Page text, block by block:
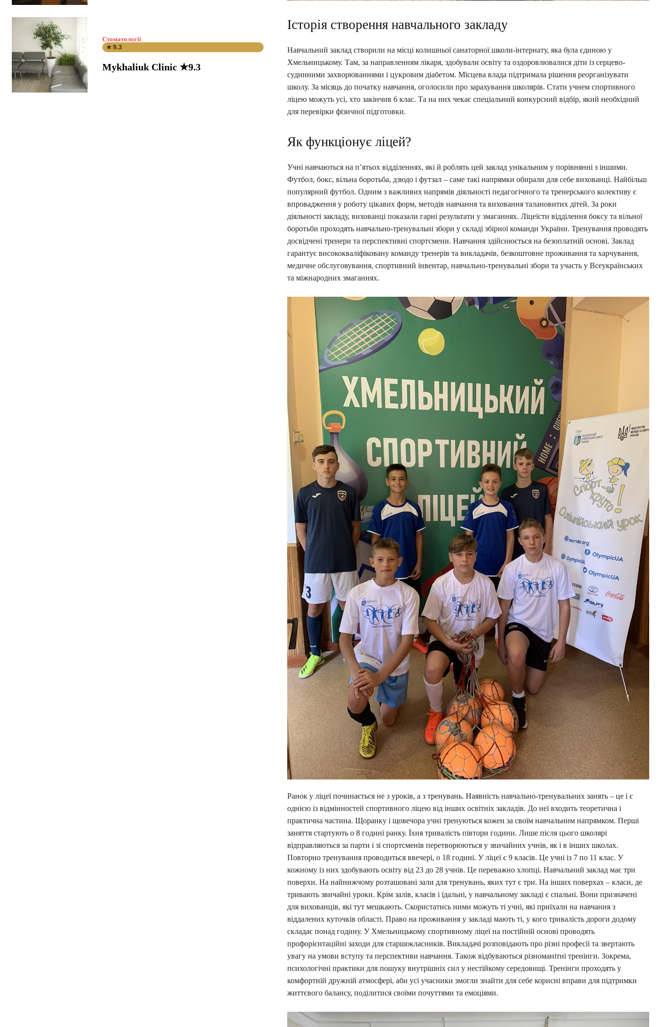
Стоматології
★ 9.3
Mykhaliuk Clinic ★9.3
Історія створення навчального закладу
Навчальний заклад створили на місці колишньої санаторної школи-інтернату, яка була єдиною у
Хмельницькому. Там, за направленням лікаря, здобували освіту та оздоровлювалися діти із серцево-
судинними захворюваннями і цукровим діабетом. Місцева влада підтримала рішення реорганізувати
школу. За місяць до початку навчання, оголосили про зарахування школярів. Стати учнем спортивного
ліцею можуть усі, хто закінчив 6 клас. Та на них чекає спеціальний конкурсний відбір, який необхідний
для перевірки фізичної підготовки.
Як функціонує ліцей?
Учні навчаються на п’ятьох відділеннях, які й роблять цей заклад унікальним у порівнянні з іншими.
Футбол, бокс, вільна боротьба, дзюдо і футзал – саме такі напрямки обирали для себе вихованці. Найбільш
популярний футбол. Одним з важливих напрямів діяльності педагогічного та тренерського колективу є
впровадження у роботу цікавих форм, методів навчання та виховання талановитих дітей. За роки
діяльності закладу, вихованці показали гарні результати у змаганнях. Ліцеїсти відділення боксу та вільної
боротьби проходять навчально-тренувальні збори у складі збірної команди України. Тренування проводять
досвідчені тренери та перспективні спортсмени. Навчання здійснюється на безоплатній основі. Заклад
гарантує висококваліфіковану команду тренерів та викладачів, безкоштовне проживання та харчування,
медичне обслуговування, спортивний інвентар, навчально-тренувальні збори та участь у Всеукраїнських
та міжнародних змаганнях.
Ранок у ліцеї починається не з уроків, а з тренувань. Наявність навчально-тренувальних занять – це і є
однією із відмінностей спортивного ліцею від інших освітніх закладів. До неї входить теоретична і
практична частина. Щоранку і щовечора учні тренуються кожен за своїм навчальним напрямком. Перші
заняття стартують о 8 годині ранку. Їхня тривалість півтори години. Лише після цього школярі
відправляються за парти і зі спортсменів перетворюються у звичайних учнів, як і в інших школах.
Повторно тренування проводиться ввечері, о 18 годині. У ліцеї є 9 класів. Це учні із 7 по 11 клас. У
кожному із них здобувають освіту від 23 до 28 учнів. Це переважно хлопці. Навчальний заклад має три
поверхи. На найнижчому розташовані зали для тренувань, яких тут є три. На інших поверхах – класи, де
тривають звичайні уроки. Крім залів, класів і їдальні, у навчальному закладі є спальні. Вони призначені
для вихованців, які тут мешкають. Скористатись ними можуть ті учні, які приїхали на навчання з
віддалених куточків області. Право на проживання у закладі мають ті, у кого тривалість дороги додому
складає понад годину. У Хмельницькому спортивному ліцеї на постійній основі проводять
профорієнтаційні заходи для старшокласників. Викладачі розповідають про різні професії та звертають
увагу на умови вступу та перспективи навчання. Також відбуваються різноманітні тренінги. Зокрема,
психологічні практики для пошуку внутрішніх сил у нестійкому середовищі. Тренінги проходять у
комфортній дружній атмосфері, аби усі учасники змогли знайти для себе корисні вправи для підтримки
життєвого балансу, поділитися своїми почуттями та емоціями.